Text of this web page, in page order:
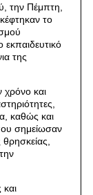
την Πέμπτη,
το
της
χρόνο και
καθώς και
σημείωσαν